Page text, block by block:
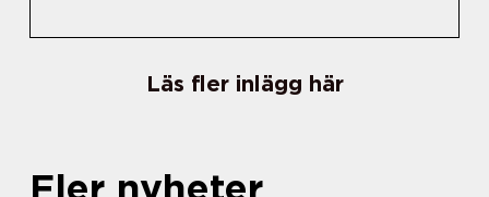
Läs fler inlägg här
Fler nyheter